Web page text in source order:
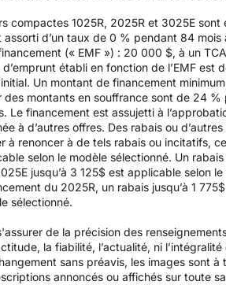
compactes 1025R, 2025R et 3025E
d’un taux de 0 % pendant 84
(« EMF ») : 20 000 $, à un
établi en fonction de l’EMF
Un montant de financement
montants en souffrance sont de 24
Le financement est assujetti à
à d’autres offres. Des rabais ou
à renoncer à de tels rabais ou incitatifs,
selon le modèle sélectionné. Un
jusqu’à 3 125$ est applicable selon
du 2025R, un rabais jusqu’à 1
sélectionné.
de la précision des
la fiabilité, l’actualité, ni
sans préavis, les images sont
annoncés ou affichés sur toute